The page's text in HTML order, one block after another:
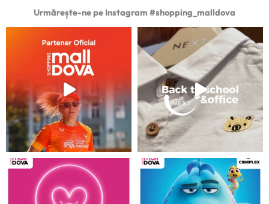
Urmărește-ne pe Instagram #shopping_malldova